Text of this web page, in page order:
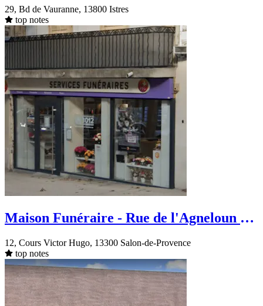
29, Bd de Vauranne, 13800 Istres
top notes
Maison Funéraire - Rue de l'Agneloun -
12, Cours Victor Hugo, 13300 Salon-de-Provence
top notes